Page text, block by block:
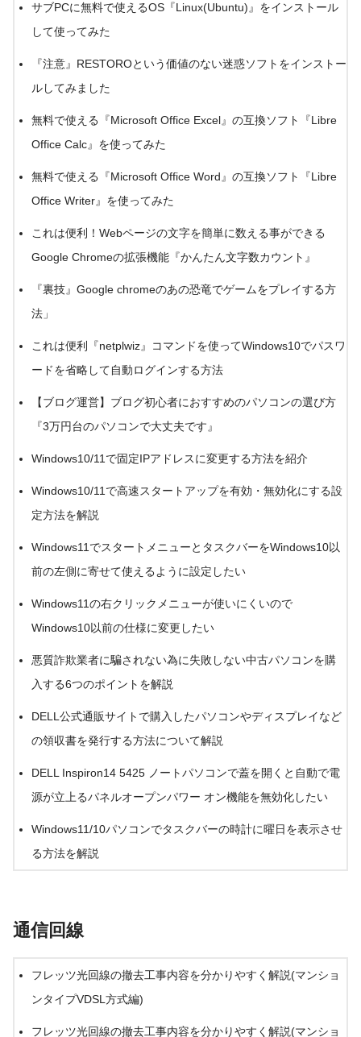
サブPCに無料で使えるOS『Linux(Ubuntu)』をインストール
して使ってみた
『注意』RESTOROという価値のない迷惑ソフトをインストー
ルしてみました
無料で使える『Microsoft Office Excel』の互換ソフト『Libre
Office Calc』を使ってみた
無料で使える『Microsoft Office Word』の互換ソフト『Libre
Office Writer』を使ってみた
これは便利！Webページの文字を簡単に数える事ができる
Google Chromeの拡張機能『かんたん文字数カウント』
『裏技』Google chromeのあの恐竜でゲームをプレイする方
法 」
これは便利『netplwiz』コマンドを使ってWindows10でパスワ
ードを省略して自動ログインする方法
【ブログ運営】ブログ初心者におすすめのパソコンの選び方
『3万円台のパソコンで大丈夫です』
Windows10/11で固定IPアドレスに変更する方法を紹介
Windows10/11で高速スタートアップを有効・無効化にする設
定方法を解説
Windows11でスタートメニューとタスクバーをWindows10以
前の左側に寄せて使えるように設定したい
Windows11の右クリックメニューが使いにくいので
Windows10以前の仕様に変更したい
悪質詐欺業者に騙されない為に失敗しない中古パソコンを購
入する6つのポイントを解説
DELL公式通販サイトで購入したパソコンやディスプレイなど
の領収書を発行する方法について解説
DELL Inspiron14 5425 ノートパソコンで蓋を開くと自動で電
源が立上るパネルオープンパワー オン機能を無効化したい
Windows11/10パソコンでタスクバーの時計に曜日を表示させ
る方法を解説
通信回線
フレッツ光回線の撤去工事内容を分かりやすく解説(マンショ
ンタイプVDSL方式編)
フレッツ光回線の撤去工事内容を分かりやすく解説(マンショ